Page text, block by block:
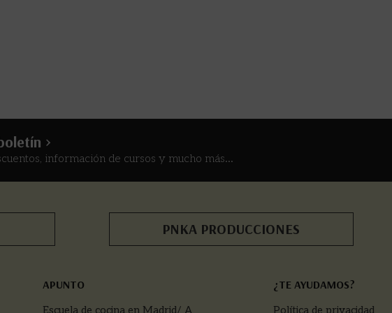
>
información de cursos y mucho más...
PNKA PRODUCCIONES
APUNTO
Escuela de cocina en Madrid/ A
¿TE AYUDAMOS?
Política de privacidad